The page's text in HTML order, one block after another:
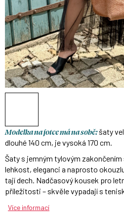
Modelka na fotce má na sobě:šaty
dlouhé 140 cm, je vysoká 170 cm.
Šaty s jemným tylovým
lehkost, eleganci a naprosto
tají dech. Nadčasový kousek pro
příležitosti – skvěle vypadají s
Více informací